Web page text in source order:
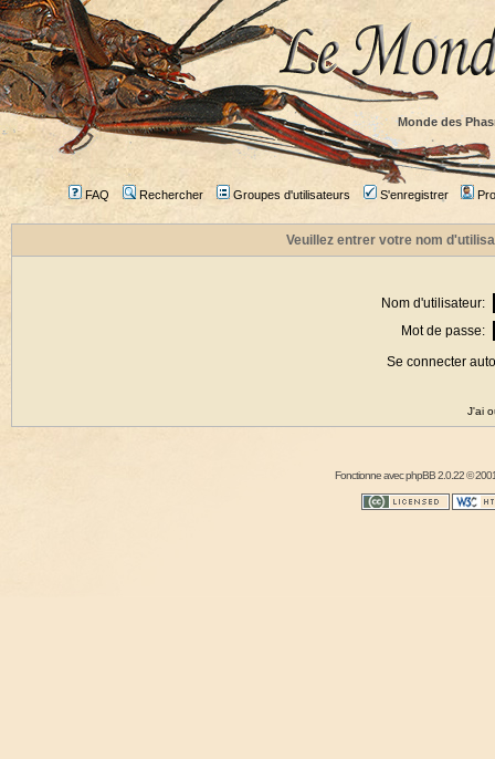
Monde des
FAQ Rechercher Groupes d'utilisateurs S'enregistrer
Veuillez entrer votre nom
Nom d'utilisateur:
Mot de passe:
Se connecter
J'ai
Fonctionne avecphpBB2.0.22 ©